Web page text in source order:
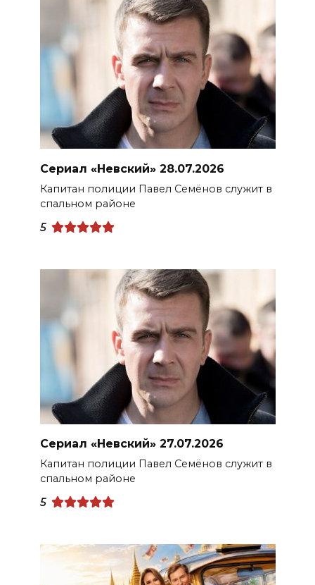
Сериал «Невский» 28.07.2026
Капитан полиции Павел Семёнов служит в
спальном районе
5
Сериал «Невский» 27.07.2026
Капитан полиции Павел Семёнов служит в
спальном районе
5